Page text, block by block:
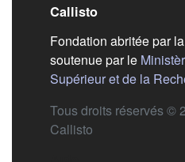
Callisto
Fondation abritée par la
soutenue par le
Supérieur et de la
Tous droits réservés ©
Callisto